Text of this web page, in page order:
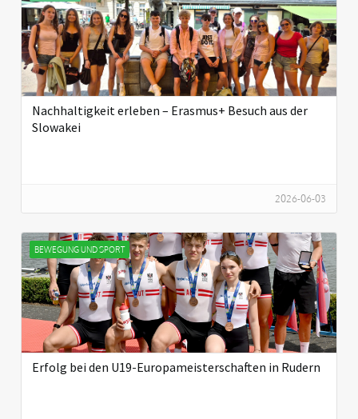
Nachhaltigkeit erleben – Erasmus+ Besuch aus der
Slowakei
2026-06-03
BEWEGUNG UND SPORT
Erfolg bei den U19-Europameisterschaften in Rudern